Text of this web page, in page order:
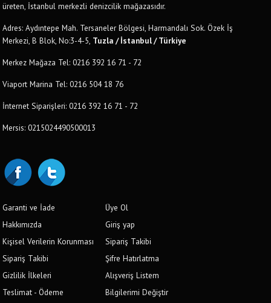
üreten, İstanbul merkezli denizcilik mağazasıdır.
Adres: Aydıntepe Mah. Tersaneler Bölgesi, Harmandalı Sok. Özek İş
Merkezi, B Blok, No:3-4-5, Tuzla / İstanbul / Türkiye
Merkez Mağaza Tel: 0216 392 16 71 - 72
Viaport Marina Tel: 0216 504 18 76
İnternet Siparişleri: 0216 392 16 71 - 72
Mersis: 0215024490500013
Garanti ve İade
Hakkımızda
Kişisel Verilerin Korunması
Sipariş Takibi
Gizlilik İlkeleri
Teslimat - Ödeme
Üye Ol
Giriş yap
Sipariş Takibi
Şifre Hatırlatma
Alışveriş Listem
Bilgilerimi Değiştir